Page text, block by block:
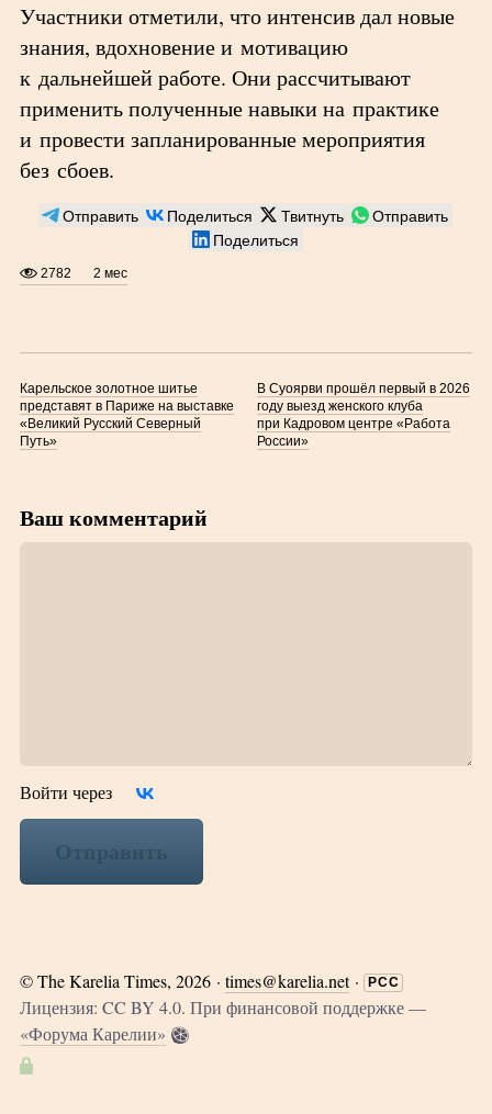
Участники отметили, что интенсив дал новые
знания, вдохновение и мотивацию
к дальнейшей работе. Они рассчитывают
применить полученные навыки на практике
и провести запланированные мероприятия
без сбоев.
Отправить Поделиться Твитнуть
Отправить
Поделиться
2782 2 мес
Карельское золотное шитье
представят в Париже на выставке
«Великий Русский Северный
Путь»
В Суоярви прошёл первый в 2026
году выезд женского клуба
при Кадровом центре «Работа
России»
Ваш комментарий
Войти через
Отправить
©The Karelia Times, 2026 · times@karelia.net· РСС
Лицензия: CC BY 4.0. При финансовой поддержке —
«Форума Карелии»